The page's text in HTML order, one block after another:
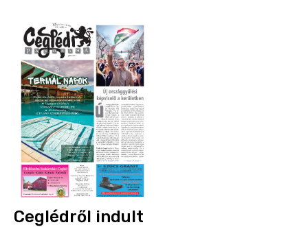
Ceglédről indult